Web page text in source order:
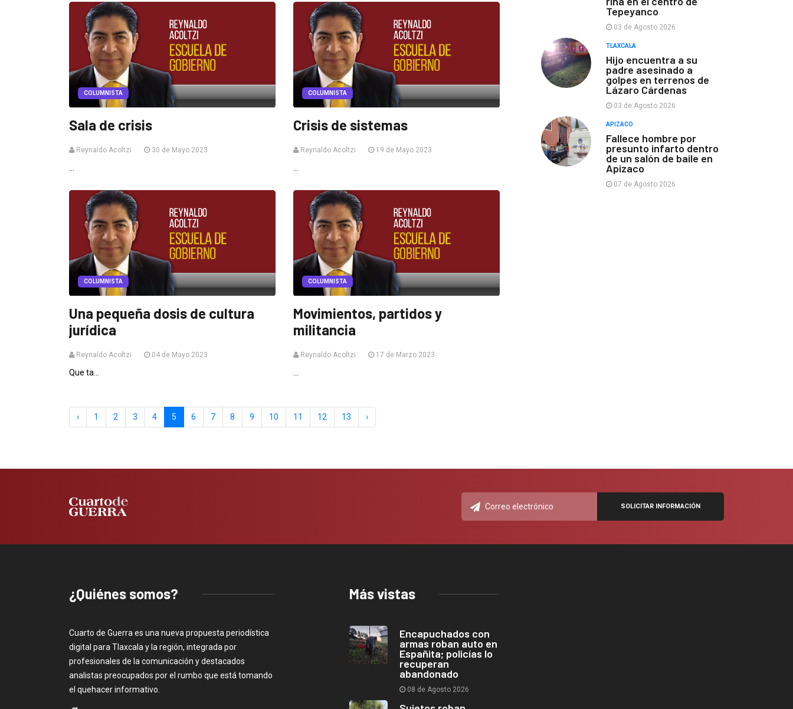
COLUMNISTA
Sala de crisis
Reynaldo Acoltzi 30 de Mayo 2023
...
COLUMNISTA
Crisis de sistemas
Reynaldo Acoltzi 19 de Mayo 2023
...
COLUMNISTA
Una pequeña dosis de cultura
jurídica
Reynaldo Acoltzi 04 de Mayo 2023
Que ta...
COLUMNISTA
Movimientos, partidos y
militancia
Reynaldo Acoltzi 17 de Marzo 2023
...
‹ 1 2 3 4 5 6 7 8 9 10 11 12 13 ›
Tepeyanco
03 de Agosto 2026
TLAXCALA
Hijo encuentra a su
padre asesinado a
golpes en terrenos de
Lázaro Cárdenas
03 de Agosto 2026
APIZACO
Fallece hombre por
presunto infarto dentro
de un salón de baile en
Apizaco
07 de Agosto 2026
¿Quiénes somos?
Cuarto de Guerra es una nueva propuesta periodística
digital para Tlaxcala y la región, integrada por
profesionales de la comunicación y destacados
analistas preocupados por el rumbo que está tomando
el quehacer informativo.
Más vistas
Encapuchados con
armas roban auto en
Españita; policías lo
recuperan
abandonado
08 de Agosto 2026